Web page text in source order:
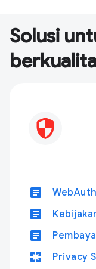
Solusi
article
article
article
pages Privacy